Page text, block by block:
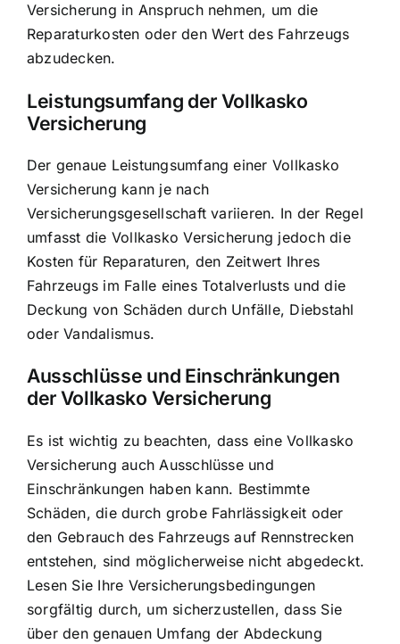
Versicherung in Anspruch nehmen, um die
Reparaturkosten oder den Wert des Fahrzeugs
abzudecken.
Leistungsumfang der Vollkasko
Versicherung
Der genaue Leistungsumfang einer Vollkasko
Versicherung kann je nach
Versicherungsgesellschaft variieren. In der Regel
umfasst die Vollkasko Versicherung jedoch die
Kosten für Reparaturen, den Zeitwert Ihres
Fahrzeugs im Falle eines Totalverlusts und die
Deckung von Schäden durch Unfälle, Diebstahl
oder Vandalismus.
Ausschlüsse und Einschränkungen
der Vollkasko Versicherung
Es ist wichtig zu beachten, dass eine Vollkasko
Versicherung auch Ausschlüsse und
Einschränkungen haben kann. Bestimmte
Schäden, die durch grobe Fahrlässigkeit oder
den Gebrauch des Fahrzeugs auf Rennstrecken
entstehen, sind möglicherweise nicht abgedeckt.
Lesen Sie Ihre Versicherungsbedingungen
sorgfältig durch, um sicherzustellen, dass Sie
über den genauen Umfang der Abdeckung